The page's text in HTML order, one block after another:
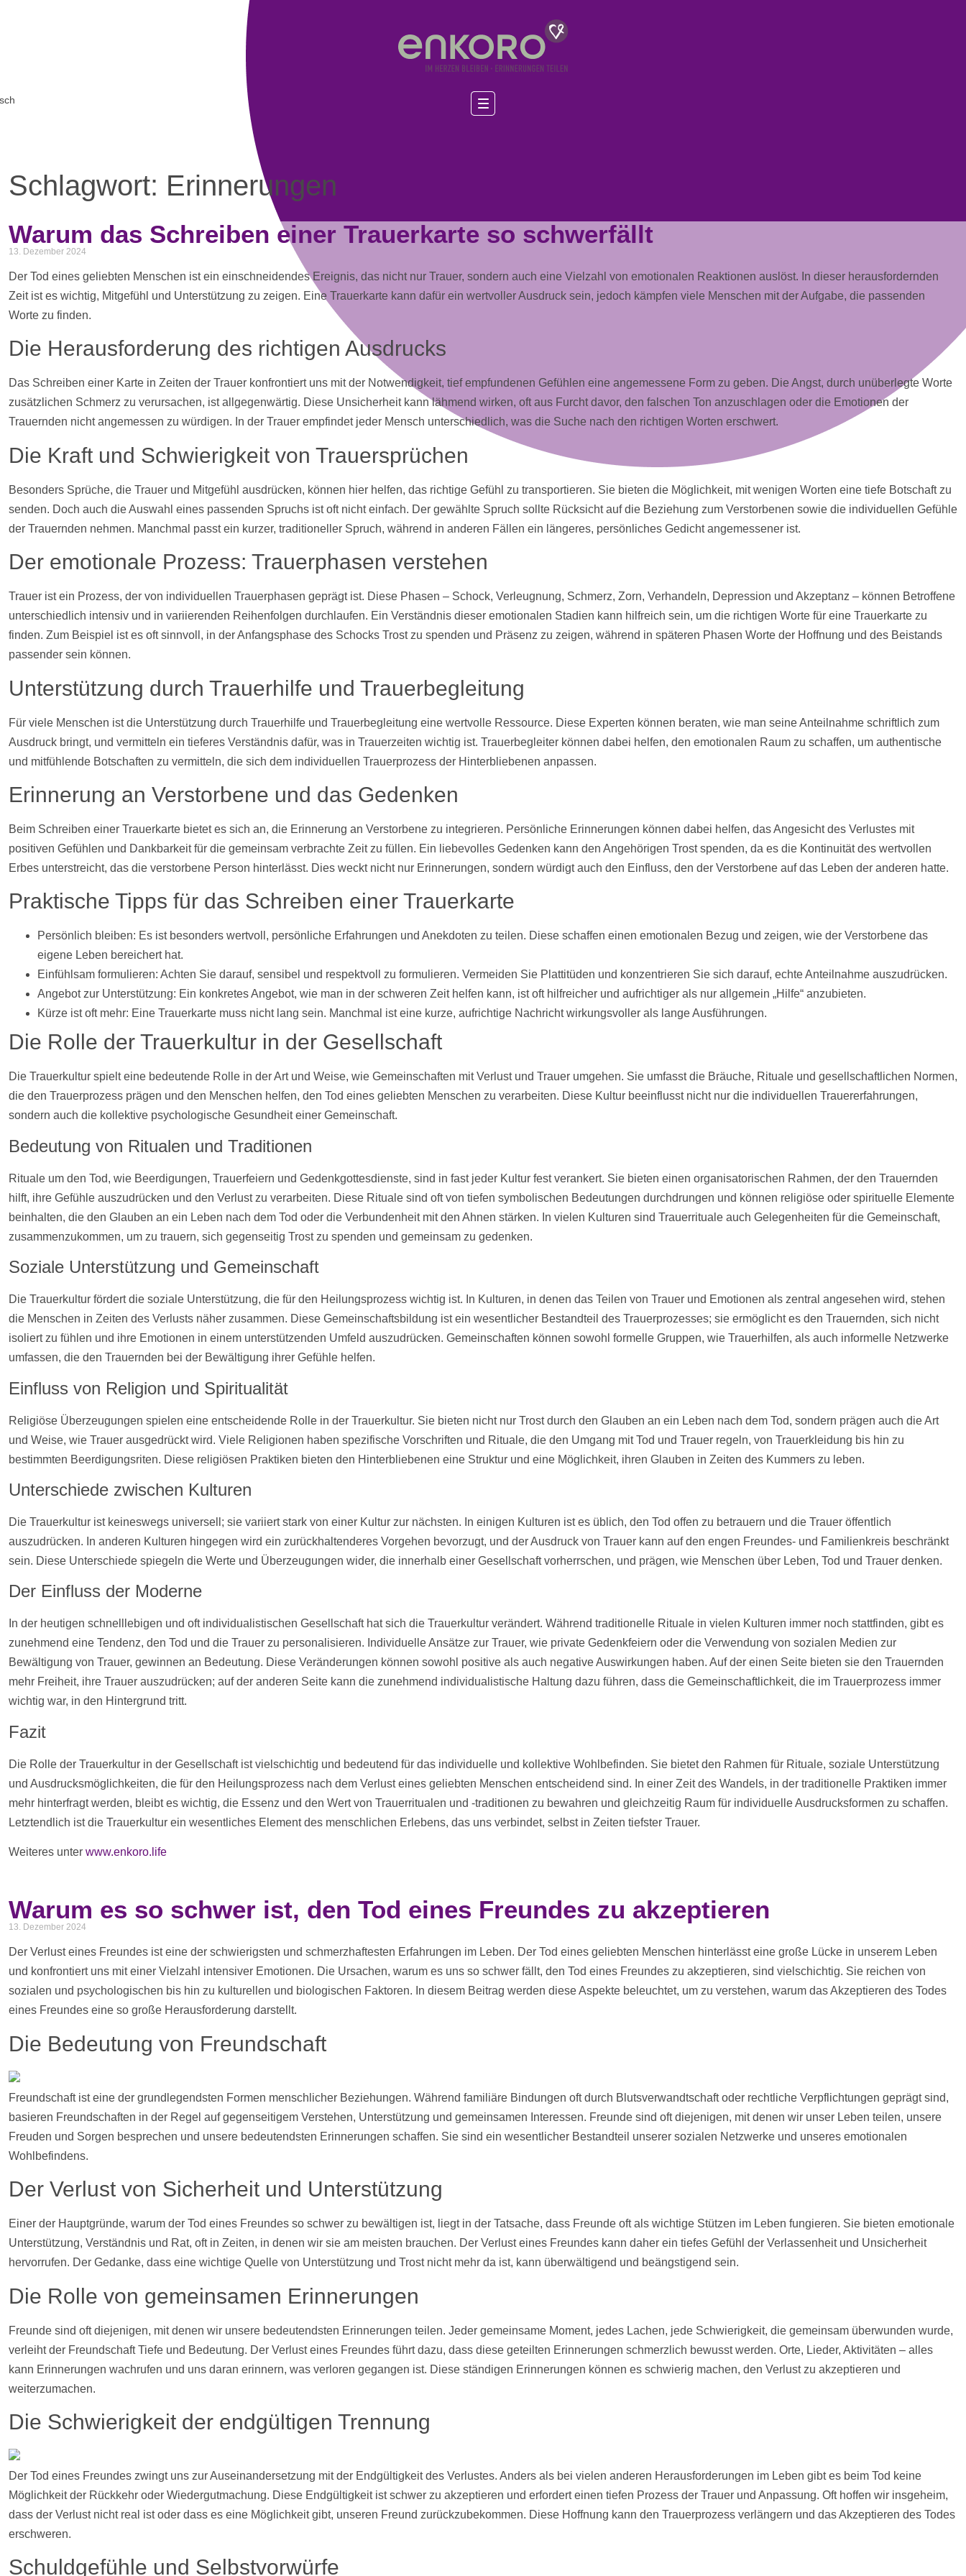
Schlagwort: Erinnerungen
Warum das Schreiben einer Trauerkarte so schwerfällt
13. Dezember 2024
Der Tod eines geliebten Menschen ist ein einschneidendes Ereignis, das nicht nur Trauer, sondern auch eine Vielzahl von emotionalen Reaktionen auslöst. In dieser herausfordernden
Zeit ist es wichtig, Mitgefühl und Unterstützung zu zeigen. Eine Trauerkarte kann dafür ein wertvoller Ausdruck sein, jedoch kämpfen viele Menschen mit der Aufgabe, die passenden
Worte zu finden.
Die Herausforderung des richtigen Ausdrucks
Das Schreiben einer Karte in Zeiten der Trauer konfrontiert uns mit der Notwendigkeit, tief empfundenen Gefühlen eine angemessene Form zu geben. Die Angst, durch unüberlegte Worte
zusätzlichen Schmerz zu verursachen, ist allgegenwärtig. Diese Unsicherheit kann lähmend wirken, oft aus Furcht davor, den falschen Ton anzuschlagen oder die Emotionen der
Trauernden nicht angemessen zu würdigen. In der Trauer empfindet jeder Mensch unterschiedlich, was die Suche nach den richtigen Worten erschwert.
Die Kraft und Schwierigkeit von Trauersprüchen
Besonders Sprüche, die Trauer und Mitgefühl ausdrücken, können hier helfen, das richtige Gefühl zu transportieren. Sie bieten die Möglichkeit, mit wenigen Worten eine tiefe Botschaft zu
senden. Doch auch die Auswahl eines passenden Spruchs ist oft nicht einfach. Der gewählte Spruch sollte Rücksicht auf die Beziehung zum Verstorbenen sowie die individuellen Gefühle
der Trauernden nehmen. Manchmal passt ein kurzer, traditioneller Spruch, während in anderen Fällen ein längeres, persönliches Gedicht angemessener ist.
Der emotionale Prozess: Trauerphasen verstehen
Trauer ist ein Prozess, der von individuellen Trauerphasen geprägt ist. Diese Phasen – Schock, Verleugnung, Schmerz, Zorn, Verhandeln, Depression und Akzeptanz – können Betroffene
unterschiedlich intensiv und in variierenden Reihenfolgen durchlaufen. Ein Verständnis dieser emotionalen Stadien kann hilfreich sein, um die richtigen Worte für eine Trauerkarte zu
finden. Zum Beispiel ist es oft sinnvoll, in der Anfangsphase des Schocks Trost zu spenden und Präsenz zu zeigen, während in späteren Phasen Worte der Hoffnung und des Beistands
passender sein können.
Unterstützung durch Trauerhilfe und Trauerbegleitung
Für viele Menschen ist die Unterstützung durch Trauerhilfe und Trauerbegleitung eine wertvolle Ressource. Diese Experten können beraten, wie man seine Anteilnahme schriftlich zum
Ausdruck bringt, und vermitteln ein tieferes Verständnis dafür, was in Trauerzeiten wichtig ist. Trauerbegleiter können dabei helfen, den emotionalen Raum zu schaffen, um authentische
und mitfühlende Botschaften zu vermitteln, die sich dem individuellen Trauerprozess der Hinterbliebenen anpassen.
Erinnerung an Verstorbene und das Gedenken
Beim Schreiben einer Trauerkarte bietet es sich an, die Erinnerung an Verstorbene zu integrieren. Persönliche Erinnerungen können dabei helfen, das Angesicht des Verlustes mit
positiven Gefühlen und Dankbarkeit für die gemeinsam verbrachte Zeit zu füllen. Ein liebevolles Gedenken kann den Angehörigen Trost spenden, da es die Kontinuität des wertvollen
Erbes unterstreicht, das die verstorbene Person hinterlässt. Dies weckt nicht nur Erinnerungen, sondern würdigt auch den Einfluss, den der Verstorbene auf das Leben der anderen hatte.
Praktische Tipps für das Schreiben einer Trauerkarte
Persönlich bleiben: Es ist besonders wertvoll, persönliche Erfahrungen und Anekdoten zu teilen. Diese schaffen einen emotionalen Bezug und zeigen, wie der Verstorbene das
eigene Leben bereichert hat.
Einfühlsam formulieren: Achten Sie darauf, sensibel und respektvoll zu formulieren. Vermeiden Sie Plattitüden und konzentrieren Sie sich darauf, echte Anteilnahme auszudrücken.
Angebot zur Unterstützung: Ein konkretes Angebot, wie man in der schweren Zeit helfen kann, ist oft hilfreicher und aufrichtiger als nur allgemein „Hilfe“ anzubieten.
Kürze ist oft mehr: Eine Trauerkarte muss nicht lang sein. Manchmal ist eine kurze, aufrichtige Nachricht wirkungsvoller als lange Ausführungen.
Die Rolle der Trauerkultur in der Gesellschaft
Die Trauerkultur spielt eine bedeutende Rolle in der Art und Weise, wie Gemeinschaften mit Verlust und Trauer umgehen. Sie umfasst die Bräuche, Rituale und gesellschaftlichen Normen,
die den Trauerprozess prägen und den Menschen helfen, den Tod eines geliebten Menschen zu verarbeiten. Diese Kultur beeinflusst nicht nur die individuellen Trauererfahrungen,
sondern auch die kollektive psychologische Gesundheit einer Gemeinschaft.
Bedeutung von Ritualen und Traditionen
Rituale um den Tod, wie Beerdigungen, Trauerfeiern und Gedenkgottesdienste, sind in fast jeder Kultur fest verankert. Sie bieten einen organisatorischen Rahmen, der den Trauernden
hilft, ihre Gefühle auszudrücken und den Verlust zu verarbeiten. Diese Rituale sind oft von tiefen symbolischen Bedeutungen durchdrungen und können religiöse oder spirituelle Elemente
beinhalten, die den Glauben an ein Leben nach dem Tod oder die Verbundenheit mit den Ahnen stärken. In vielen Kulturen sind Trauerrituale auch Gelegenheiten für die Gemeinschaft,
zusammenzukommen, um zu trauern, sich gegenseitig Trost zu spenden und gemeinsam zu gedenken.
Soziale Unterstützung und Gemeinschaft
Die Trauerkultur fördert die soziale Unterstützung, die für den Heilungsprozess wichtig ist. In Kulturen, in denen das Teilen von Trauer und Emotionen als zentral angesehen wird, stehen
die Menschen in Zeiten des Verlusts näher zusammen. Diese Gemeinschaftsbildung ist ein wesentlicher Bestandteil des Trauerprozesses; sie ermöglicht es den Trauernden, sich nicht
isoliert zu fühlen und ihre Emotionen in einem unterstützenden Umfeld auszudrücken. Gemeinschaften können sowohl formelle Gruppen, wie Trauerhilfen, als auch informelle Netzwerke
umfassen, die den Trauernden bei der Bewältigung ihrer Gefühle helfen.
Einfluss von Religion und Spiritualität
Religiöse Überzeugungen spielen eine entscheidende Rolle in der Trauerkultur. Sie bieten nicht nur Trost durch den Glauben an ein Leben nach dem Tod, sondern prägen auch die Art
und Weise, wie Trauer ausgedrückt wird. Viele Religionen haben spezifische Vorschriften und Rituale, die den Umgang mit Tod und Trauer regeln, von Trauerkleidung bis hin zu
bestimmten Beerdigungsriten. Diese religiösen Praktiken bieten den Hinterbliebenen eine Struktur und eine Möglichkeit, ihren Glauben in Zeiten des Kummers zu leben.
Unterschiede zwischen Kulturen
Die Trauerkultur ist keineswegs universell; sie variiert stark von einer Kultur zur nächsten. In einigen Kulturen ist es üblich, den Tod offen zu betrauern und die Trauer öffentlich
auszudrücken. In anderen Kulturen hingegen wird ein zurückhaltenderes Vorgehen bevorzugt, und der Ausdruck von Trauer kann auf den engen Freundes- und Familienkreis beschränkt
sein. Diese Unterschiede spiegeln die Werte und Überzeugungen wider, die innerhalb einer Gesellschaft vorherrschen, und prägen, wie Menschen über Leben, Tod und Trauer denken.
Der Einfluss der Moderne
In der heutigen schnelllebigen und oft individualistischen Gesellschaft hat sich die Trauerkultur verändert. Während traditionelle Rituale in vielen Kulturen immer noch stattfinden, gibt es
zunehmend eine Tendenz, den Tod und die Trauer zu personalisieren. Individuelle Ansätze zur Trauer, wie private Gedenkfeiern oder die Verwendung von sozialen Medien zur
Bewältigung von Trauer, gewinnen an Bedeutung. Diese Veränderungen können sowohl positive als auch negative Auswirkungen haben. Auf der einen Seite bieten sie den Trauernden
mehr Freiheit, ihre Trauer auszudrücken; auf der anderen Seite kann die zunehmend individualistische Haltung dazu führen, dass die Gemeinschaftlichkeit, die im Trauerprozess immer
wichtig war, in den Hintergrund tritt.
Fazit
Die Rolle der Trauerkultur in der Gesellschaft ist vielschichtig und bedeutend für das individuelle und kollektive Wohlbefinden. Sie bietet den Rahmen für Rituale, soziale Unterstützung
und Ausdrucksmöglichkeiten, die für den Heilungsprozess nach dem Verlust eines geliebten Menschen entscheidend sind. In einer Zeit des Wandels, in der traditionelle Praktiken immer
mehr hinterfragt werden, bleibt es wichtig, die Essenz und den Wert von Trauerritualen und -traditionen zu bewahren und gleichzeitig Raum für individuelle Ausdrucksformen zu schaffen.
Letztendlich ist die Trauerkultur ein wesentliches Element des menschlichen Erlebens, das uns verbindet, selbst in Zeiten tiefster Trauer.
Weiteres unter www.enkoro.life
Warum es so schwer ist, den Tod eines Freundes zu akzeptieren
13. Dezember 2024
Der Verlust eines Freundes ist eine der schwierigsten und schmerzhaftesten Erfahrungen im Leben. Der Tod eines geliebten Menschen hinterlässt eine große Lücke in unserem Leben
und konfrontiert uns mit einer Vielzahl intensiver Emotionen. Die Ursachen, warum es uns so schwer fällt, den Tod eines Freundes zu akzeptieren, sind vielschichtig. Sie reichen von
sozialen und psychologischen bis hin zu kulturellen und biologischen Faktoren. In diesem Beitrag werden diese Aspekte beleuchtet, um zu verstehen, warum das Akzeptieren des Todes
eines Freundes eine so große Herausforderung darstellt.
Die Bedeutung von Freundschaft
Freundschaft ist eine der grundlegendsten Formen menschlicher Beziehungen. Während familiäre Bindungen oft durch Blutsverwandtschaft oder rechtliche Verpflichtungen geprägt sind,
basieren Freundschaften in der Regel auf gegenseitigem Verstehen, Unterstützung und gemeinsamen Interessen. Freunde sind oft diejenigen, mit denen wir unser Leben teilen, unsere
Freuden und Sorgen besprechen und unsere bedeutendsten Erinnerungen schaffen. Sie sind ein wesentlicher Bestandteil unserer sozialen Netzwerke und unseres emotionalen
Wohlbefindens.
Der Verlust von Sicherheit und Unterstützung
Einer der Hauptgründe, warum der Tod eines Freundes so schwer zu bewältigen ist, liegt in der Tatsache, dass Freunde oft als wichtige Stützen im Leben fungieren. Sie bieten emotionale
Unterstützung, Verständnis und Rat, oft in Zeiten, in denen wir sie am meisten brauchen. Der Verlust eines Freundes kann daher ein tiefes Gefühl der Verlassenheit und Unsicherheit
hervorrufen. Der Gedanke, dass eine wichtige Quelle von Unterstützung und Trost nicht mehr da ist, kann überwältigend und beängstigend sein.
Die Rolle von gemeinsamen Erinnerungen
Freunde sind oft diejenigen, mit denen wir unsere bedeutendsten Erinnerungen teilen. Jeder gemeinsame Moment, jedes Lachen, jede Schwierigkeit, die gemeinsam überwunden wurde,
verleiht der Freundschaft Tiefe und Bedeutung. Der Verlust eines Freundes führt dazu, dass diese geteilten Erinnerungen schmerzlich bewusst werden. Orte, Lieder, Aktivitäten – alles
kann Erinnerungen wachrufen und uns daran erinnern, was verloren gegangen ist. Diese ständigen Erinnerungen können es schwierig machen, den Verlust zu akzeptieren und
weiterzumachen.
Die Schwierigkeit der endgültigen Trennung
Der Tod eines Freundes zwingt uns zur Auseinandersetzung mit der Endgültigkeit des Verlustes. Anders als bei vielen anderen Herausforderungen im Leben gibt es beim Tod keine
Möglichkeit der Rückkehr oder Wiedergutmachung. Diese Endgültigkeit ist schwer zu akzeptieren und erfordert einen tiefen Prozess der Trauer und Anpassung. Oft hoffen wir insgeheim,
dass der Verlust nicht real ist oder dass es eine Möglichkeit gibt, unseren Freund zurückzubekommen. Diese Hoffnung kann den Trauerprozess verlängern und das Akzeptieren des Todes
erschweren.
Schuldgefühle und Selbstvorwürfe